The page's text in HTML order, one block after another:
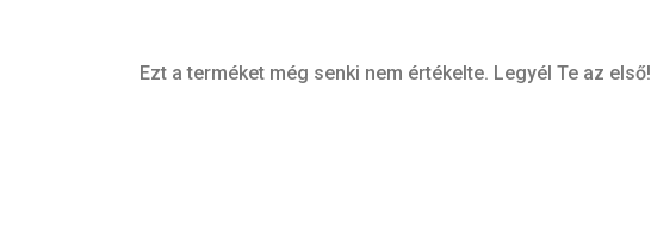
Ezt a terméket még senki nem értékelte. Legyél Te az első!